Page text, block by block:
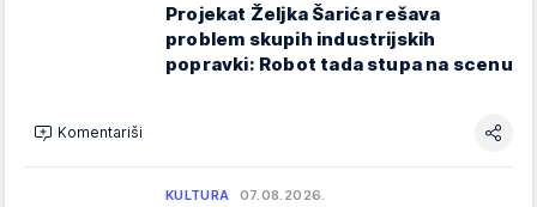
Projekat Željka Šarića rešava
problem skupih industrijskih
popravki: Robot tada stupa na scenu
Komentariši
KULTURA 07.08.2026.